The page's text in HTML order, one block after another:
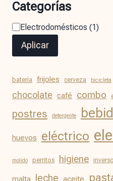
Categorías
Electrodomésticos (1)
Aplicar
batería frijoles cerveza bicicleta
chocolate café combo
postres detergente
huevos eléctrico
molido perritos higiene
malta leche aceite